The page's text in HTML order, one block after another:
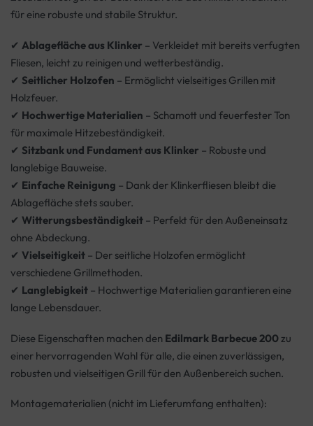
für eine robuste und stabile Struktur.
✔ Ablagefläche aus Klinker – Verkleidet mit bereits verfugten
Fliesen, leicht zu reinigen und wetterbeständig.
✔ Seitlicher Holzofen – Ermöglicht vielseitiges Grillen mit
Holzfeuer.
✔ Hochwertige Materialien – Schamott und feuerfester Ton
für maximale Hitzebeständigkeit.
✔ Sitzbank und Fundament aus Klinker – Robuste und
langlebige Bauweise.
✔ Einfache Reinigung – Dank der Klinkerfliesen bleibt die
Ablagefläche stets sauber.
✔ Witterungsbeständigkeit – Perfekt für den Außeneinsatz
ohne Abdeckung.
✔ Vielseitigkeit – Der seitliche Holzofen ermöglicht
verschiedene Grillmethoden.
✔ Langlebigkeit – Hochwertige Materialien garantieren eine
lange Lebensdauer.
Diese Eigenschaften machen den Edilmark Barbecue 200 zu
einer hervorragenden Wahl für alle, die einen zuverlässigen,
robusten und vielseitigen Grill für den Außenbereich suchen.
Montagematerialien (nicht im Lieferumfang enthalten):